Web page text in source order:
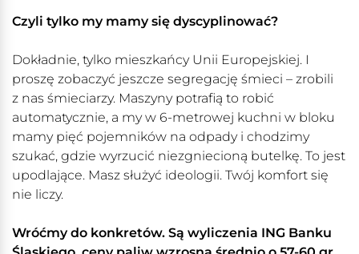
Czyli tylko my mamy się dyscyplinować?
Dokładnie, tylko mieszkańcy Unii Europejskiej. I
proszę zobaczyć jeszcze segregację śmieci – zrobili
z nas śmieciarzy. Maszyny potrafią to robić
automatycznie, a my w 6-metrowej kuchni w bloku
mamy pięć pojemników na odpady i chodzimy
szukać, gdzie wyrzucić niezgniecioną butelkę. To jest
upodlające. Masz służyć ideologii. Twój komfort się
nie liczy.
Wróćmy do konkretów. Są wyliczenia ING Banku